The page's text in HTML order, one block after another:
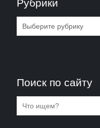
Рубрики
Рубрики
Поиск по сайту